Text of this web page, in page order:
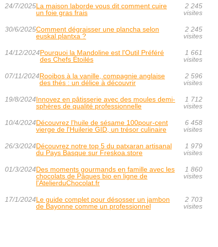
24/7/2025La maison laborde vous dit comment cuire
un foie gras frais
2 245
visites
30/6/2025Comment dégraisser une plancha selon
euskal plantxa ?
2 245
visites
14/12/2024Pourquoi la Mandoline est l'Outil Préféré
des Chefs Étoilés
1 661
visites
07/11/2024Rooibos à la vanille, compagnie anglaise
des thés : un délice à découvrir
2 596
visites
19/8/2024Innovez en pâtisserie avec des moules demi-
sphères de qualité professionnelle
1 712
visites
10/4/2024Découvrez l'huile de sésame 100pour-cent
vierge de l'Huilerie GID, un trésor culinaire
6 458
visites
26/3/2024Découvrez notre top 5 du patxaran artisanal
du Pays Basque sur Freskoa.store
1 979
visites
01/3/2024Des moments gourmands en famille avec les
chocolats de Pâques bio en ligne de
l'AtelierduChocolat.fr
1 860
visites
17/1/2024Le guide complet pour désosser un jambon
de Bayonne comme un professionnel
2 703
visites